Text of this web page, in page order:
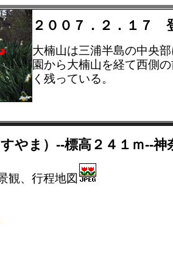
２００７．２．１７
大楠山は三浦半島の中央
園から大楠山を経て西側
く残っている。
すやま）--標高２４１ｍ--神
、行程地図